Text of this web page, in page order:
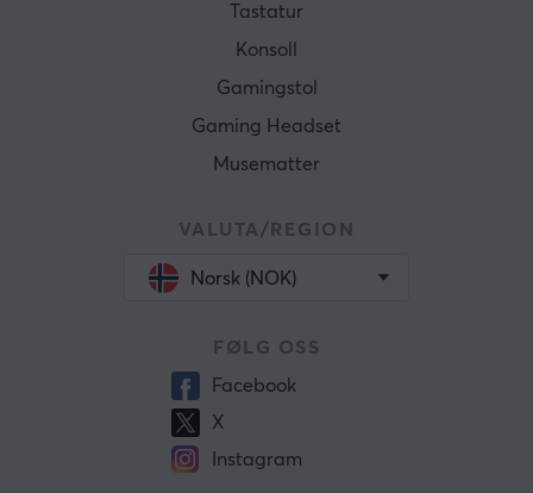
Tastatur
Konsoll
Gamingstol
Gaming Headset
Musematter
VALUTA/REGION
Norsk (NOK)
FØLG OSS
Facebook
X
Instagram